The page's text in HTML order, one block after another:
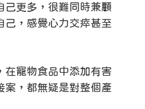
己更多，很難同時兼顧
己，感覺心力交瘁甚至
在寵物食品中添加有害
案，都無疑是對整個產